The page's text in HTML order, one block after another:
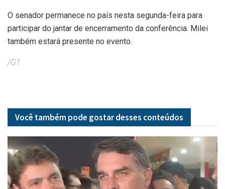
O senador permanece no país nesta segunda-feira para
participar do jantar de encerramento da conferência. Milei
também estará presente no evento.
/G1
Você também pode gostar desses conteúdos